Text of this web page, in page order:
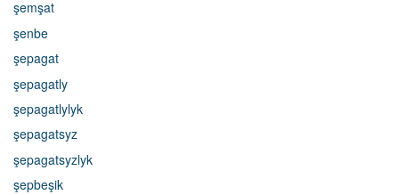
şemşat
şenbe
şepagat
şepagatly
şepagatlylyk
şepagatsyz
şepagatsyzlyk
şepbeşik